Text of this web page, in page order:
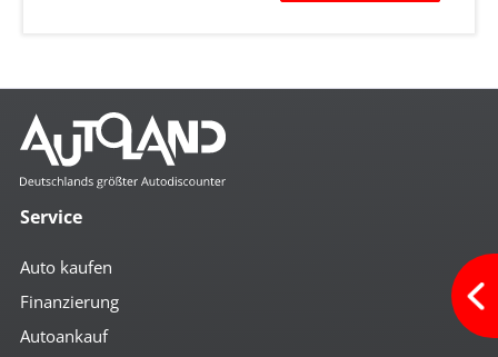
Service
Auto kaufen
Finanzierung
Autoankauf